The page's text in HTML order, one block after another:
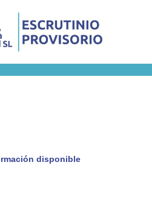
disponible